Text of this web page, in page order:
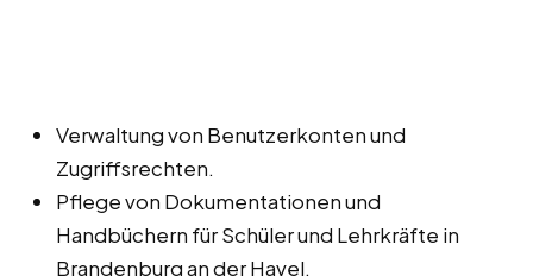
Verwaltung von Benutzerkonten und
Zugriffsrechten.
Pflege von Dokumentationen und
Handbüchern für Schüler und Lehrkräfte in
Brandenburg an der Havel.